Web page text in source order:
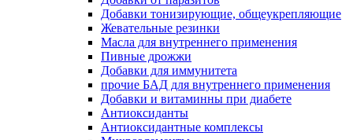
Добавки тонизирующие, общеукрепляющие
Жевательные резинки
Масла для внутреннего применения
Пивные дрожжи
Добавки для иммунитета
прочие БАД для внутреннего применения
Добавки и витаминны при диабете
Антиоксиданты
Антиоксидантные комплексы